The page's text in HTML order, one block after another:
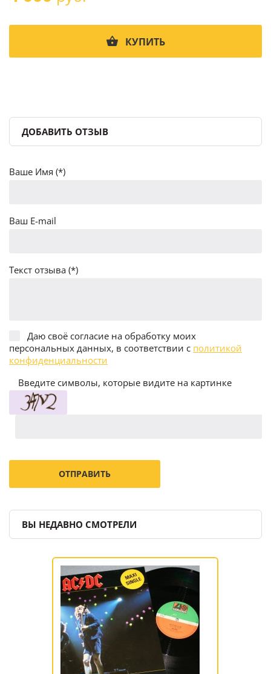
КУПИТЬ
ДОБАВИТЬ ОТЗЫВ
Ваше Имя (*)
Ваш E-mail
Текст отзыва (*)
Даю своё согласие на обработку моих
персональных данных, в соответствии с политикой
конфиденциальности
Введите символы, которые видите на картинке
ВЫ НЕДАВНО СМОТРЕЛИ